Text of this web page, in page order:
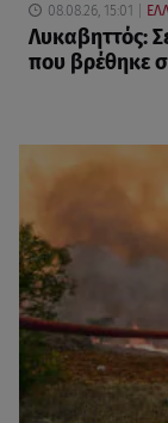
08.08.26, 15:01
Λυκαβηττός:
που βρέθηκε